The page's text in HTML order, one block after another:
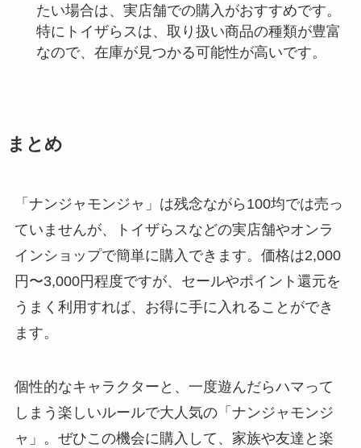
たい場合は、実店舗での購入がおすすめです。
特にトイザらスは、取り扱い商品の種類が豊富
なので、在庫が見つかる可能性が高いです。
まとめ
「ナンジャモンジャ」は残念ながら100均では売っ
ていませんが、トイザらスなどの実店舗やオンラ
インショップで簡単に購入できます。価格は2,000
円〜3,000円程度ですが、セールやポイント還元を
うまく利用すれば、お得に手に入れることができ
ます。
個性的なキャラクターと、一度遊んだらハマって
しまう楽しいルールで大人気の「ナンジャモンジ
ャ」。ぜひこの機会に購入して、家族や友達と楽